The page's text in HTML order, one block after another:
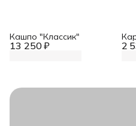
13 250 ₽
Кашпо "Классик"
2